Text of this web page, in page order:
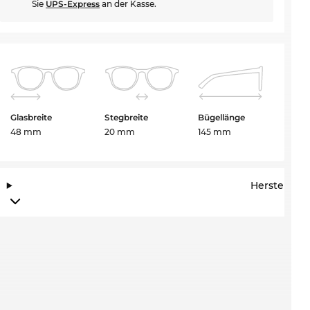
Sie UPS-Express an der Kasse.
Glasbreite
48 mm
Stegbreite
20 mm
Bügellänge
145 mm